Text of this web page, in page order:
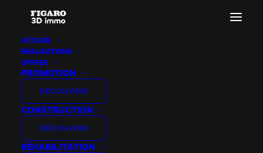
ACCUEIL
RÉALISATIONS
OFFRES
PROMOTION
DÉCOUVRIR
CONSTRUCTION
DÉCOUVRIR
RÉHABILITATION